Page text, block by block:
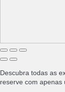
Descubra todas as
reserve com apenas